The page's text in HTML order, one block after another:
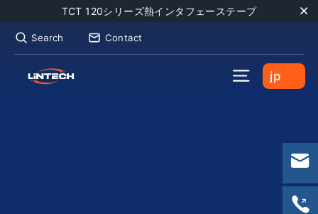
to
content
TCT 120シリーズ熱インタフェーステープ
Search Contact
KBO
Site
jp